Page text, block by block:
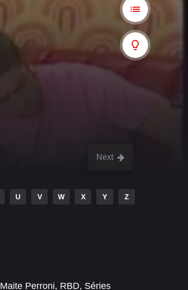
Next
U V W X Y Z
Maite Perroni, RBD, Séries